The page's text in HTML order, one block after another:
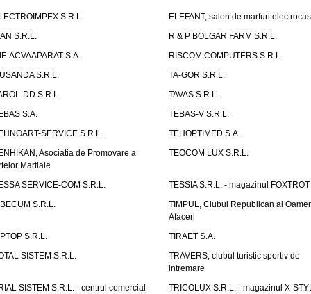
S.R.L.
ELEFANT, salon de marfuri
S.R.L.
R & P BOLGAR FARM S.R.L.
ACVAAPARAT S.A.
RISCOM COMPUTERS S.R.L.
S.R.L.
TA-GOR S.R.L.
DD S.R.L.
TAVAS S.R.L.
S.A.
TEBAS-V S.R.L.
SERVICE S.R.L.
TEHOPTIMED S.A.
Asociatia de Promovare a
Martiale
TEOCOM LUX S.R.L.
SERVICE-COM S.R.L.
TESSIA S.R.L. - magazinul FOXTROT
S.R.L.
TIMPUL, Clubul Republican al
Afaceri
S.R.L.
TIRAET S.A.
SISTEM S.R.L.
TRAVERS, clubul turistic sportiv de
intremare
SISTEM S.R.L. - centrul comercial
TRICOLUX S.R.L. - magazinul X-